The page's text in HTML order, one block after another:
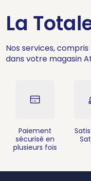
La
Nos services,
dans votre magasin
Paiement
sécurisé en
plusieurs fois